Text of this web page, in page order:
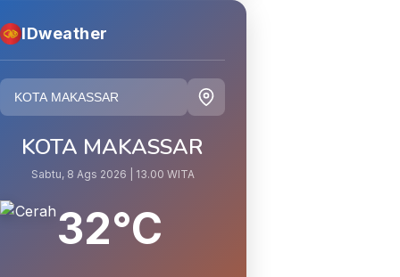
IDweather
KOTA MAKASSAR
Sabtu, 8 Ags 2026 | 13.00 WITA
32°C